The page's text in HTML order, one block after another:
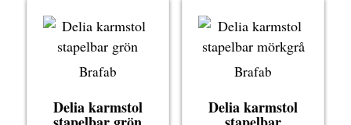
Brafab
Delia karmstol
Brafab
Delia karmstol